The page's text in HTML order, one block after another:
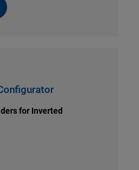
for Inverted